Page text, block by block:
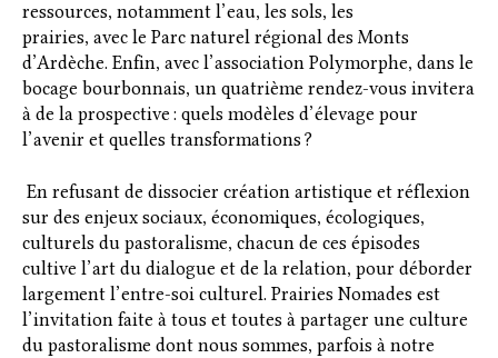
ressources, notamment l’eau, les sols, les
prairies, avec le Parc naturel régional des Monts
d’Ardèche. Enfin, avec l’association Polymorphe, dans le
bocage bourbonnais, un quatrième rendez-vous invitera
à de la prospective : quels modèles d’élevage pour
l’avenir et quelles transformations ?
En refusant de dissocier création artistique et réflexion
sur des enjeux sociaux, économiques, écologiques,
culturels du pastoralisme, chacun de ces épisodes
cultive l’art du dialogue et de la relation, pour déborder
largement l’entre-soi culturel. Prairies Nomades est
l’invitation faite à tous et toutes à partager une culture
du pastoralisme dont nous sommes, parfois à notre